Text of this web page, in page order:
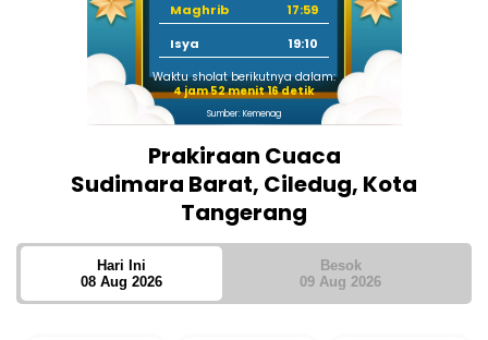
Maghrib
17:59
Isya
19:10
Waktu sholat berikutnya dalam:
4 jam 52 menit 16 detik
Sumber: Kemenag
Prakiraan Cuaca
Sudimara Barat, Ciledug, Kota
Tangerang
Hari Ini
08 Aug 2026
Besok
09 Aug 2026